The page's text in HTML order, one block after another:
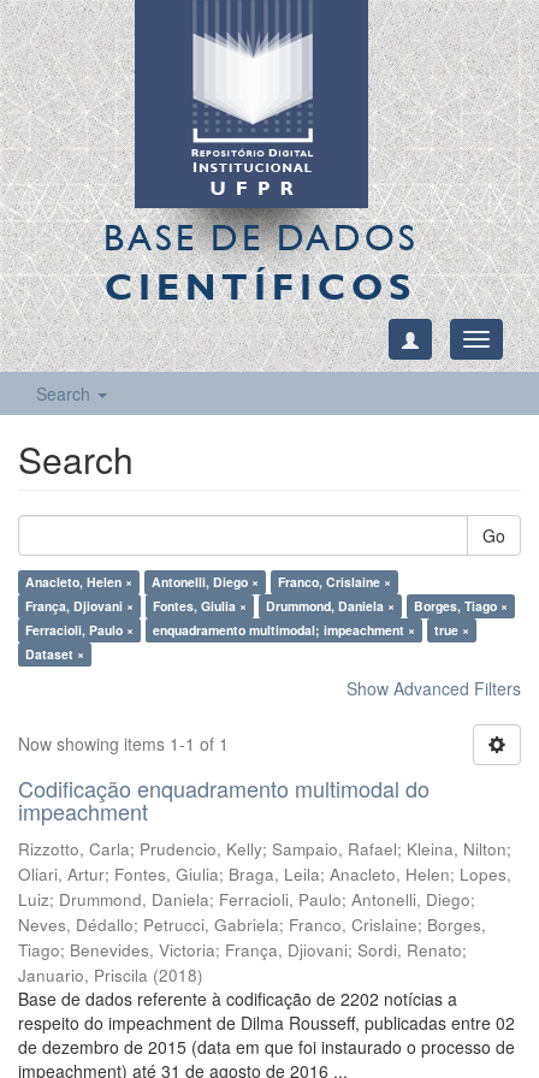
BASE DE DADOS
CIENTÍFICOS
Toggle
Search
Search
Go
Anacleto, Helen × Antonelli, Diego ×
Franco, Crislaine ×
França, Djiovani ×
Fontes, Giulia × Drummond, Daniela ×
Borges, Tiago ×
Ferracioli, Paulo ×
enquadramento multimodal; impeachment ×
true ×
Dataset ×
Show Advanced Filters
Now showing items 1-1 of 1
Codificação enquadramento multimodal do
impeachment
Rizzotto, Carla; Prudencio, Kelly; Sampaio, Rafael; Kleina, Nilton;
Oliari, Artur; Fontes, Giulia; Braga, Leila; Anacleto, Helen; Lopes,
Luiz; Drummond, Daniela; Ferracioli, Paulo; Antonelli, Diego;
Neves, Dédallo; Petrucci, Gabriela; Franco, Crislaine; Borges,
Tiago; Benevides, Victoria; França, Djiovani; Sordi, Renato;
Januario, Priscila (2018)
Base de dados referente à codificação de 2202 notícias a
respeito do impeachment de Dilma Rousseff, publicadas entre 02
de dezembro de 2015 (data em que foi instaurado o processo de
impeachment) até 31 de agosto de 2016 ...